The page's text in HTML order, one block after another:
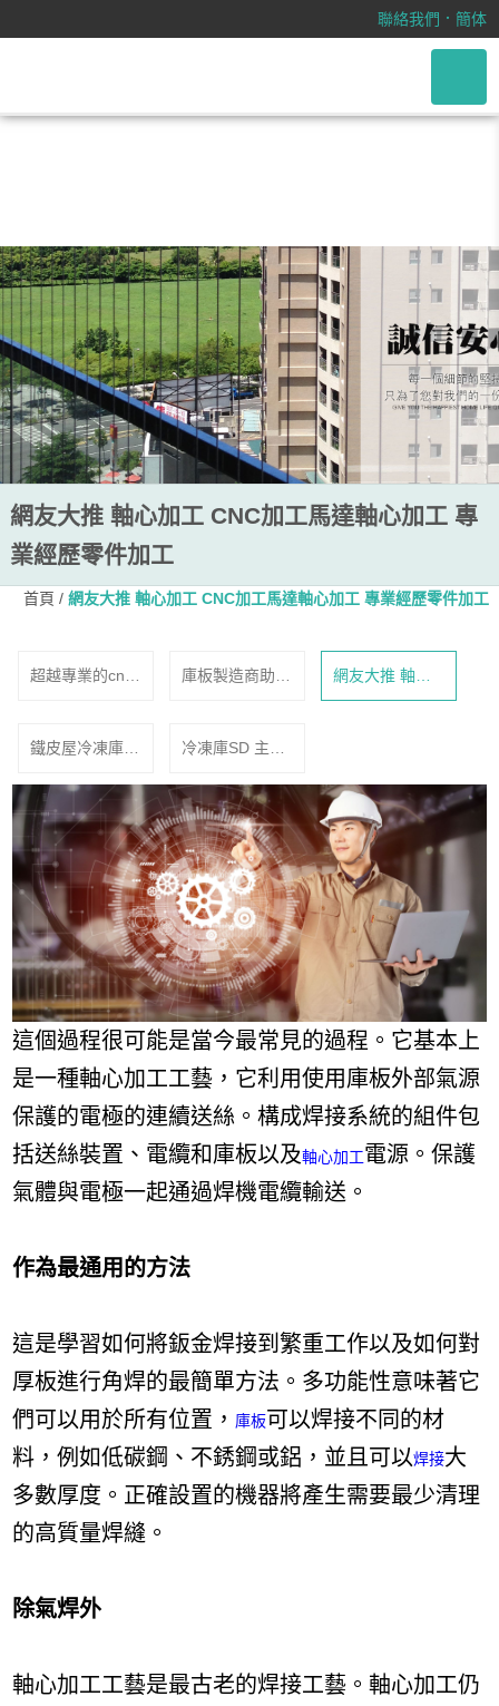
聯絡我們 ． 簡体
網友大推 軸心加工 CNC加工馬達軸
網友大推 軸心加工 CNC加工馬達軸心加工 專
業經歷零件加工
首頁 /網友大推 軸心加工 CNC加工馬達軸心加工 專業經歷零件加工
超越專業的cnc
程度我也是服了
庫板製造商助你
網友大推 軸心
加工 CNC加工
鐵皮屋冷凍庫怎
效率？
冷凍庫SD 主控
放物的溫度？
這個過程很可能是當今最常見的過程。它基本上
是一種軸心加工工藝，它利用使用庫板外部氣源
保護的電極的連續送絲。構成焊接系統的組件包
括送絲裝置、電纜和庫板以及軸心加工電源。保護
氣體與電極一起通過焊機電纜輸送。
作為最通用的方法
這是學習如何將鈑金焊接到繁重工作以及如何對
厚板進行角焊的最簡單方法。多功能性意味著它
們可以用於所有位置， 庫板可以焊接不同的材
料，例如低碳鋼、不銹鋼或鋁，並且可以焊接大
多數厚度。正確設置的機器將產生需要最少清理
的高質量焊縫。
除氣焊外
軸心加工工藝是最古老的焊接工藝。軸心加工仍